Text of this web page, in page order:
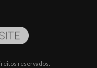
reservados.